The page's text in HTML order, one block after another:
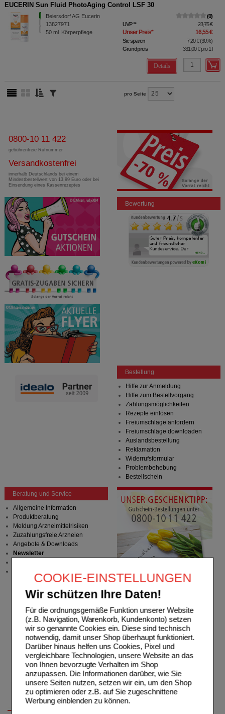
COOKIE-EINSTELLUNGEN
Wir schützen Ihre Daten!
Für die ordnungsgemäße Funktion unserer Website
(z.B. Navigation, Warenkorb, Kundenkonto) setzen
wir so genannte Cookies ein. Diese sind technisch
notwendig, damit unser Shop überhaupt funktioniert.
Darüber hinaus helfen uns Cookies, Pixel und
vergleichbare Technologien, unsere Website an das
von Ihnen bevorzugte Verhalten im Shop
anzupassen. Die Informationen darüber, wie Sie
unsere Seiten nutzen, setzen wir ein, um den Shop
zu optimieren oder z.B. auf Sie zugeschnittene
Werbung einblenden zu können.
EUCERIN Sun Fluid PhotoAging Control LSF 30
Beiersdorf AG Eucerin
13827971
50 ml Körperpflege
0
UVP** 23,75 €
Unser Preis* 16,55 €
Sie sparen 7,20 €(30%)
Grundpreis
331,00 €pro 1 l
Details
pro Seite
0800-10 11 422
gebührenfreie Rufnummer
Versandkostenfrei
innerhalb Deutschlands bei einem
Mindestbestellwert von 13,99 Euro oder bei
Einsendung eines Kassenrezeptes
Bewertung
Bestellung
Hilfe zur Anmeldung
Hilfe zum Bestellvorgang
Zahlungsmöglichkeiten
Rezepte einlösen
Freiumschläge anfordern
Freiumschläge downloaden
Auslandsbestellung
Reklamation
Widerrufsformular
Problembehebung
Bestellschein
Beratung und Service
Allgemeine Information
Produktberatung
Meldung Arzneimittelrisiken
Zuzahlungsfreie Arzneien
Angebote & Downloads
Newsletter